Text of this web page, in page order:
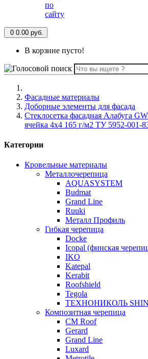
по
сайту
0 0.00 руб.
В корзине пусто!
Фасадные материалы
Доборные элементы для фасада
Стеклосетка фасадная Алабуга
ячейка 4х4 165 г/м2 ТУ 5952-001-
Категории
Кровельные материалы
Металлочерепица
AQUASYSTEM
Budmat
Grand Line
Ruuki
Металл Профиль
Гибкая черепица
Docke
Icopal (финская
IKO
Katepal
Kerabit
Roofshield
Tegola
ТЕХНОНИКОЛЬ
Композитная черепица
CM Roof
Gerard
Grand Line
Luxard